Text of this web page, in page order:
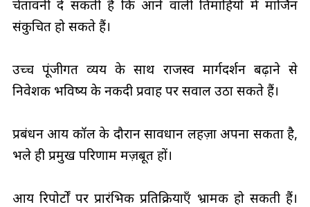
चेतावनी दे सकती है कि आने वाली तिमाहियों में मार्जिन
संकुचित हो सकते हैं।
उच्च पूंजीगत व्यय के साथ राजस्व मार्गदर्शन बढ़ाने से
निवेशक भविष्य के नकदी प्रवाह पर सवाल उठा सकते हैं।
प्रबंधन आय कॉल के दौरान सावधान लहज़ा अपना सकता है,
भले ही प्रमुख परिणाम मज़बूत हों।
आय रिपोर्टों पर प्रारंभिक प्रतिक्रियाएँ भ्रामक हो सकती हैं।